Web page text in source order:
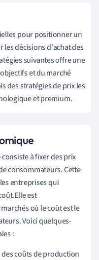
pour positionner un
décisions d'achat des
suivantes offre une
et du marché
des stratégies de prix les
et premium.
consiste à fixer des prix
consommateurs. Cette
entreprises qui
est
où le coût est le
Voici quelques-
:
coûts de production